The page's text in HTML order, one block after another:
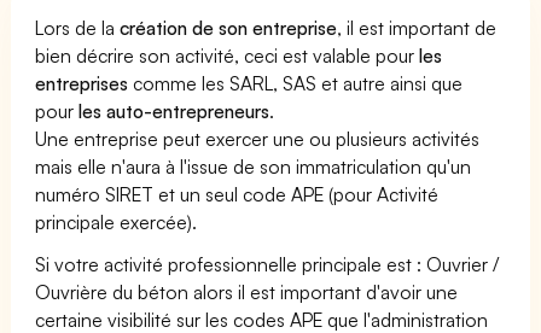
Lors de lacréation de son entreprise, il est important de
bien décrire son activité, ceci est valable pourles
entreprises comme les SARL, SAS et autre ainsi que
pourles auto-entrepreneurs.
Une entreprise peut exercer une ou plusieurs activités
mais elle n'aura à l'issue de son immatriculation qu'un
numéro SIRET et un seul code APE (pour Activité
principale exercée).
Si votre activité professionnelle principale est : Ouvrier /
Ouvrière du béton alors il est important d'avoir une
certaine visibilité sur les codes APE que l'administration